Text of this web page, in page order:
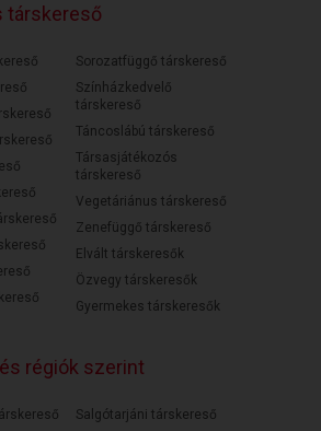
társkereső
Sorozatfüggő társkereső
Színházkedvelő
társkereső
Táncoslábú társkereső
Társasjátékozós
társkereső
Vegetáriánus társkereső
Zenefüggő társkereső
Elvált társkeresők
Özvegy társkeresők
Gyermekes társkeresők
régiók szerint
Salgótarjáni társkereső